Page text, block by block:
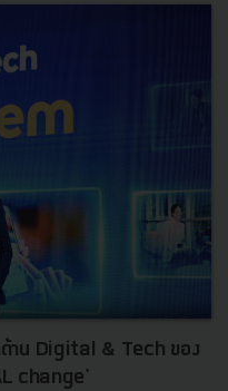
ด้าน Digital & Tech ของ
change'